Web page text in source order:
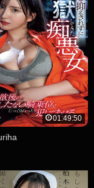
01:49:50